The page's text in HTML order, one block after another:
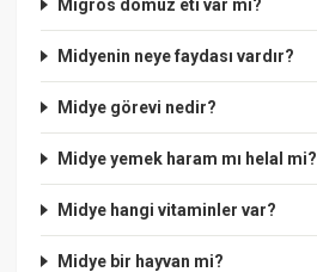
Migros domuz eti var mı?
Midyenin neye faydası vardır?
Midye görevi nedir?
Midye yemek haram mı helal mi?
Midye hangi vitaminler var?
Midye bir hayvan mi?